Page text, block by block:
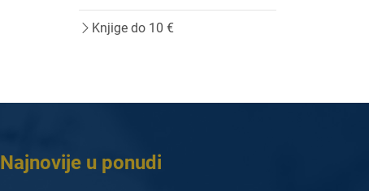
Knjige do 10 €
Najnovije u ponudi